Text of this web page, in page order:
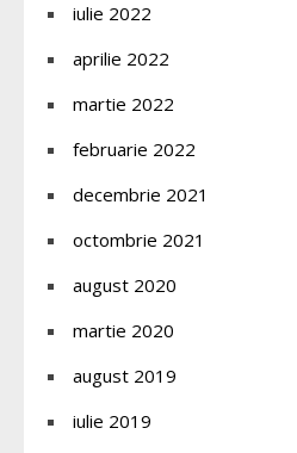
iulie 2022
aprilie 2022
martie 2022
februarie 2022
decembrie 2021
octombrie 2021
august 2020
martie 2020
august 2019
iulie 2019